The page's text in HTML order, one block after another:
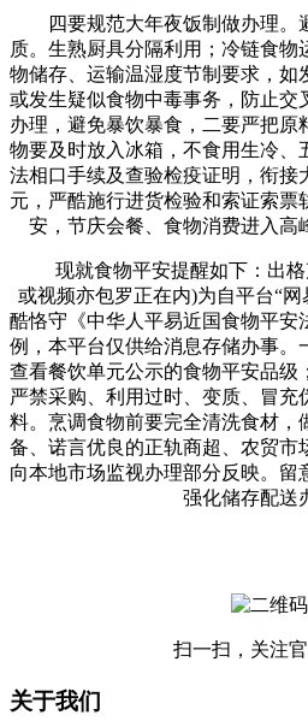
四要规范大年夜饭制做办理。
质。生熟厨具分隔利用；冷链食物
物储存、运输温湿度节制要求，如
或发生疑似食物中毒事务，防止交
办理，避免暴饮暴食，二要严把原
物要及时放入冰箱，不食用生冷、
法相口手续及查验检疫证明，衔接
元，严酷施行进货检验和索证索票
安，节庆会餐、食物消费进入高
现就食物平安提醒如下：出格
或视频亦包罗正在内)为自平台“
酷恪守《中华人平易近国食物平安
例，本平台仅供给消息存储办事。
查看餐饮单元公示的食物平安品级
严禁采购、利用过时、变质、冒充
料。烹调食物前要完全清洗食材，
备、诺言优良的正轨商超、农贸市
向本地市场监视办理部分反映。留
强化储存配送
扫一扫，关注
关于我们